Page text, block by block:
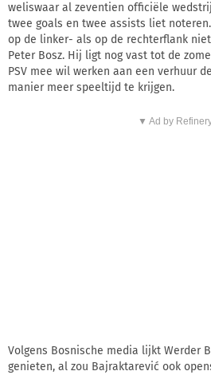
weliswaar al zeventien officiële
twee goals en twee assists liet
op de linker- als op de rechterflank
Peter Bosz. Hij ligt nog vast tot de
PSV mee wil werken aan een verhuur
manier meer speeltijd te krijgen.
▼ Ad by
Volgens Bosnische media lijkt Werder
genieten, al zou Bajraktarević ook